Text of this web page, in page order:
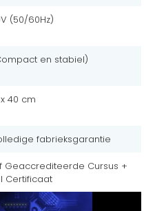
(50/60Hz)
en stabiel)
40 cm
fabrieksgarantie
Geaccrediteerde Cursus +
Certificaat